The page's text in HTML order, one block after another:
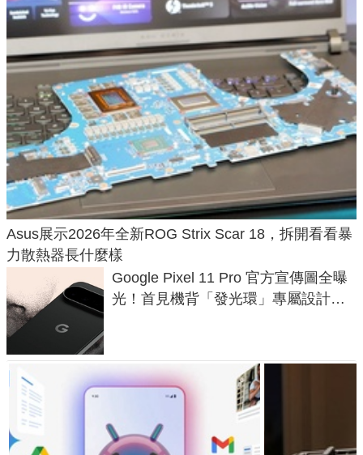
Asus展示2026年全新ROG Strix Scar 18，拆開看看暴
力散熱器長什麼樣
Google Pixel 11 Pro 官方宣傳圖全曝
光！首見機背「發光環」專屬設計、